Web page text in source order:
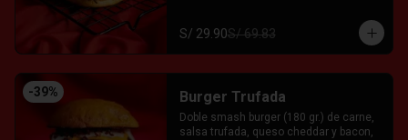
S/ 29.90S/ 69.83
-39% Burger Trufada
Doble smash burger (180 gr.) de carne,
salsa trufada, queso cheddar y bacon,